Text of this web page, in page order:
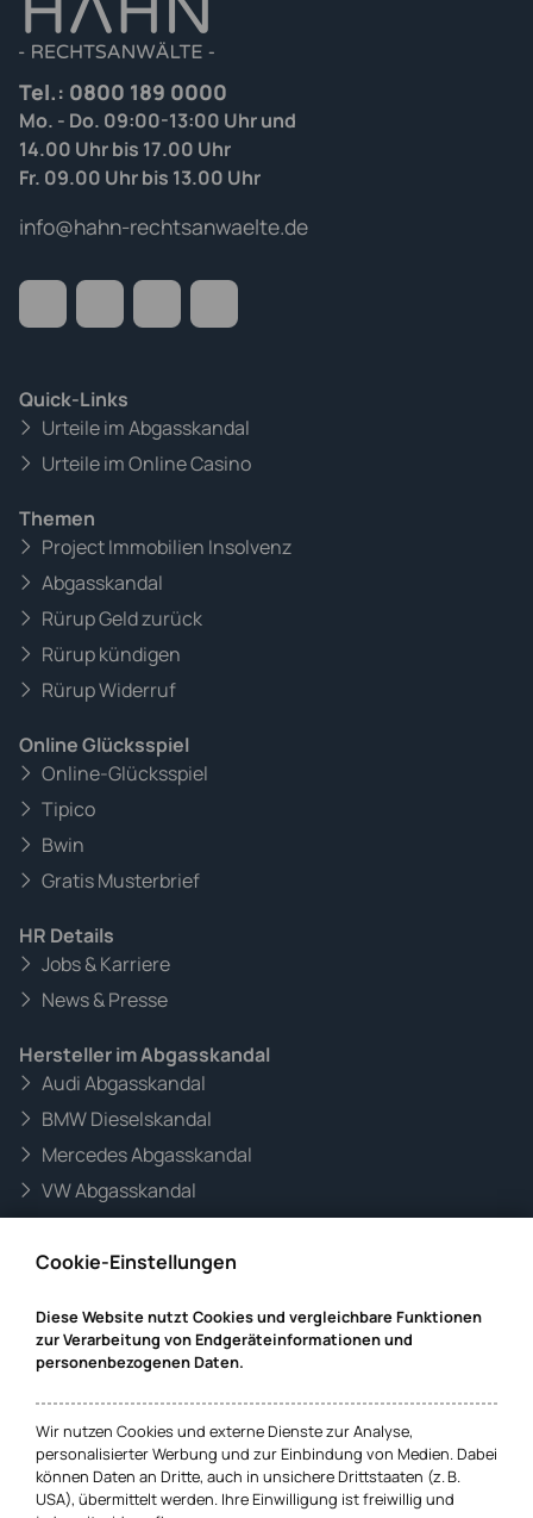
Tel.: 0800 189 0000
Mo. - Do. 09:00-13:00 Uhr und
14.00 Uhr bis 17.00 Uhr
Fr. 09.00 Uhr bis 13.00 Uhr
info@hahn-rechtsanwaelte.de
Quick-Links
Urteile im Abgasskandal
Urteile im Online Casino
Themen
Project Immobilien Insolvenz
Abgasskandal
Rürup Geld zurück
Rürup kündigen
Rürup Widerruf
Online Glücksspiel
Online-Glücksspiel
Tipico
Bwin
Gratis Musterbrief
HR Details
Jobs & Karriere
News & Presse
Hersteller im Abgasskandal
Audi Abgasskandal
BMW Dieselskandal
Mercedes Abgasskandal
VW Abgasskandal
Mandanteninformationen
Datenschutz
Impressum
Cookie-Einstellungen
Cookie-Einstellungen
Diese Website nutzt Cookies und vergleichbare Funktionen
zur Verarbeitung von Endgeräteinformationen und
personenbezogenen Daten.
Wir nutzen Cookies und externe Dienste zur Analyse,
personalisierter Werbung und zur Einbindung von Medien. Dabei
können Daten an Dritte, auch in unsichere Drittstaaten (z. B.
USA), übermittelt werden. Ihre Einwilligung ist freiwillig und